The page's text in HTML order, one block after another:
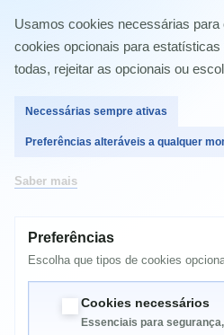
MAIS INFORMAÇÃO
Kyocera FS-5020 toner cartridges
Kyocera FS-C5025N toner cartridges
Kyocera FS-C5030N toner cartridges
Usamos cookies necessárias para
cookies opcionais para
todas, rejeitar as opcionais ou
Necessárias sempre ativas
Preferências alteráveis a qualquer
Saber mais
Preferências
Escolha que tipos de cookies
Cookies necessários
Essenciais para